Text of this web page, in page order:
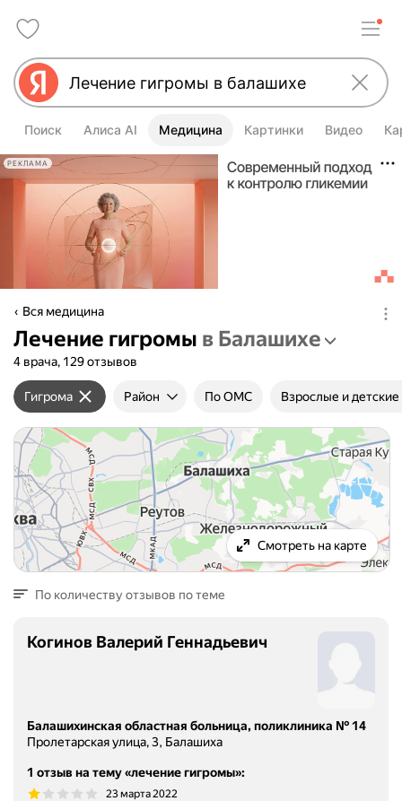
Поиск Алиса AI Медицина Картинки Видео
РЕКЛАМА
Вся медицина
Лечение гигромы в Балашихе
4 врача, 129 отзывов
Гигрома Район По ОМС Взрослые и детские
Смотреть на карте
По количеству отзывов по теме
Когинов Валерий Геннадьевич
Балашихинская областная больница, поликлиника № 14
Пролетарская улица, 3, Балашиха
1 отзыв на тему «лечение гигромы»:
23 марта 2022